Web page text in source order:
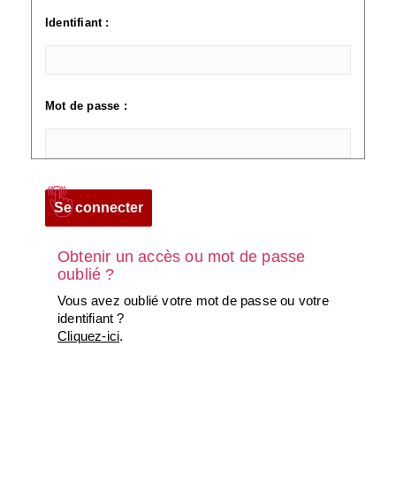
Identifiant :
Mot de passe :
Obtenir un accès ou mot de passe
oublié ?
Vous avez oublié votre mot de passe ou votre
identifiant ?
Cliquez-ici.